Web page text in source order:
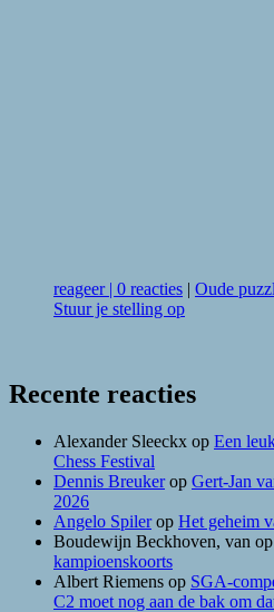
reageer| 0 reacties | Oude
Stuur je stelling op
Recente reacties
Alexander Sleeckx op Een
Chess Festival
Dennis Breukerop Gert-Jan
2026
Angelo Spilerop Het geheim
Boudewijn Beckhoven, van op
kampioenskoorts
Albert Riemens op SGA-
C2 moet nog aan de bak om